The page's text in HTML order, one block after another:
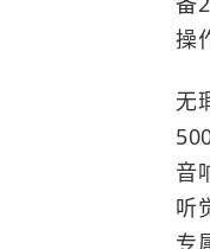
操
无
音
听